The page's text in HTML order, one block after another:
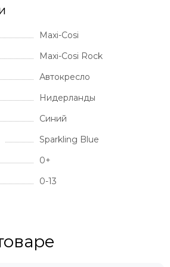
Maxi-Cosi
Maxi-Cosi Rock
Автокресло
Нидерланды
Синий
Sparkling Blue
0+
0-13